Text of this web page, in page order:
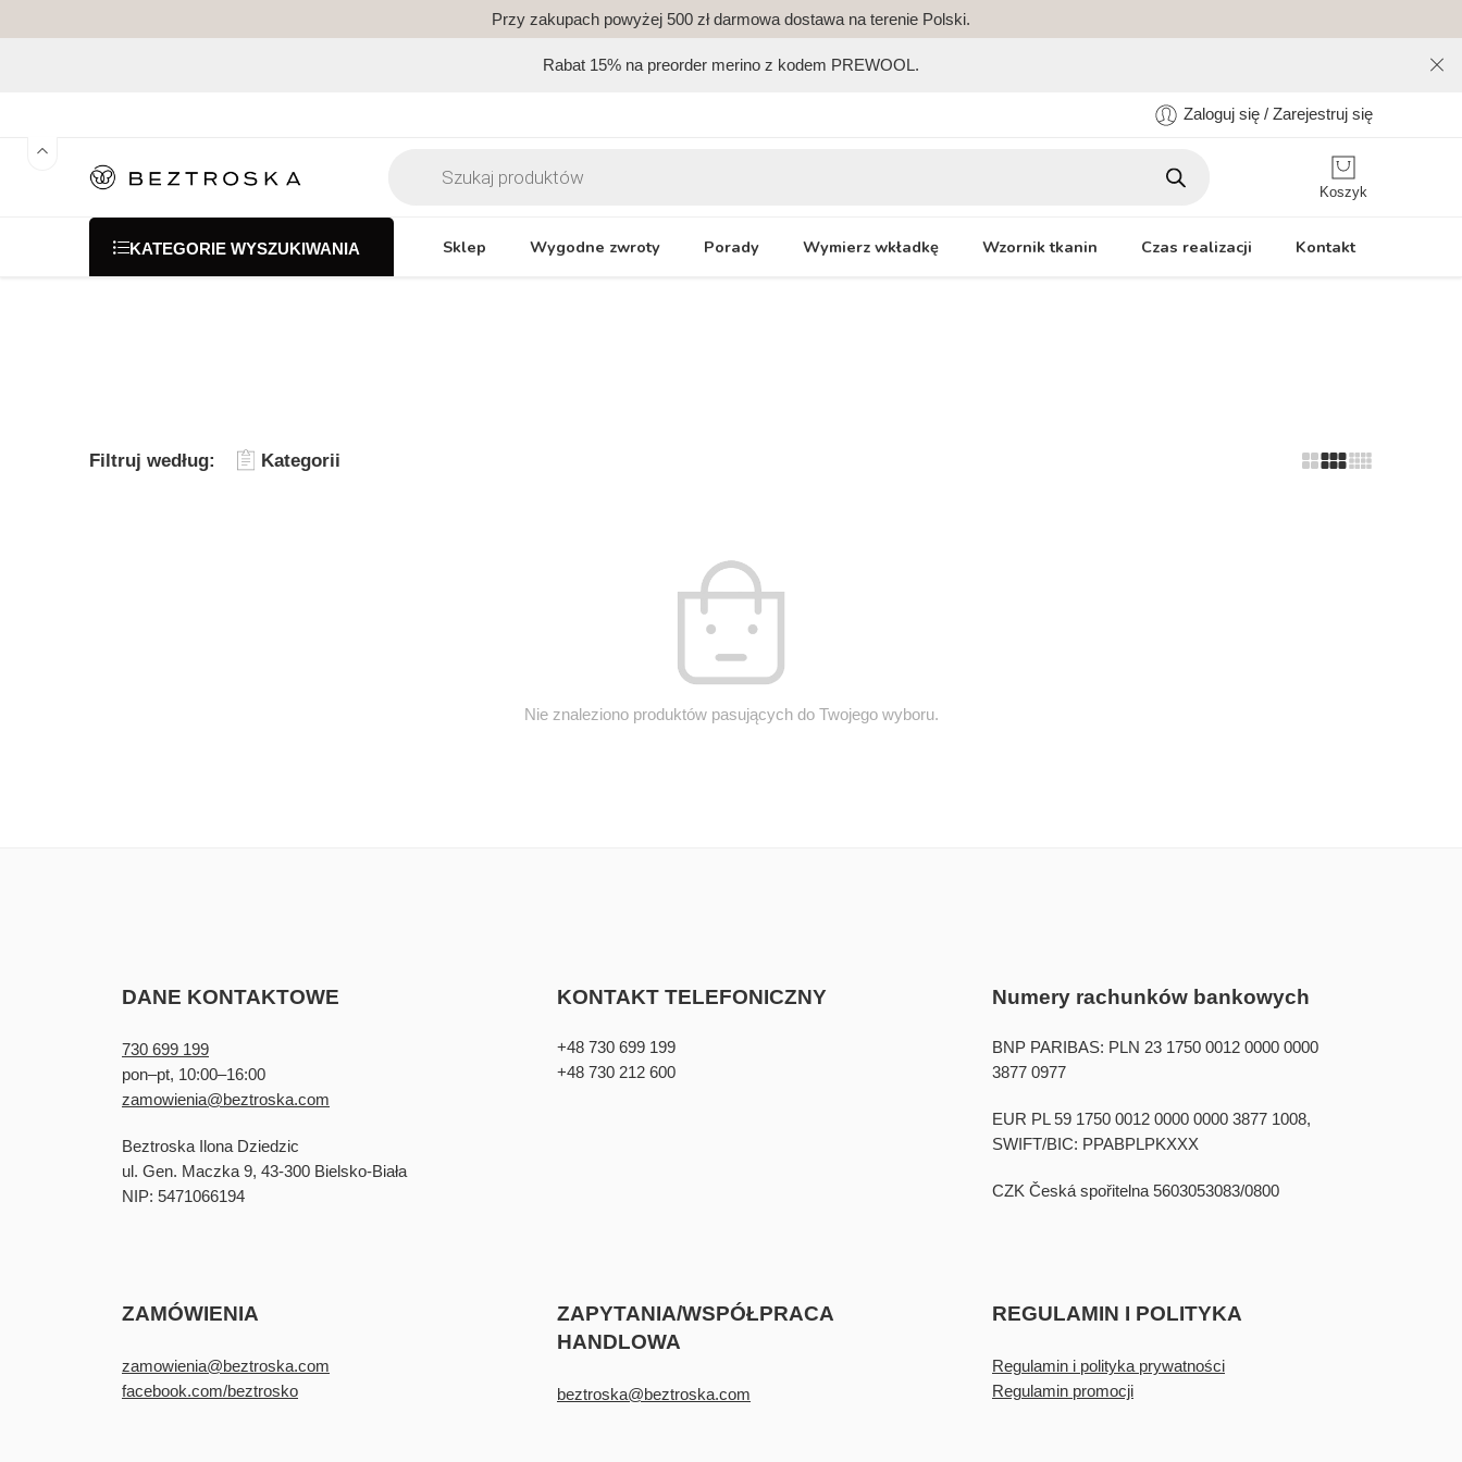
Przy zakupach powyżej 500 zł darmowa dostawa na terenie Polski.
Rabat 15% na preorder merino z kodem PREWOOL.
Zaloguj się / Zarejestruj się
Koszyk
KATEGORIE WYSZUKIWANIA Sklep Wygodne zwroty Porady Wymierz wkładkę Wzornik tkanin Czas realizacji Kontakt
Filtruj według: Kategorii
Nie znaleziono produktów pasujących do Twojego wyboru.
DANE KONTAKTOWE
730 699 199
pon–pt, 10:00–16:00
zamowienia@beztroska.com
Beztroska Ilona Dziedzic
ul. Gen. Maczka 9, 43-300 Bielsko-Biała
NIP: 5471066194
KONTAKT TELEFONICZNY
+48 730 699 199
+48 730 212 600
Numery rachunków bankowych
BNP PARIBAS: PLN 23 1750 0012 0000 0000
3877 0977
EUR PL 59 1750 0012 0000 0000 3877 1008,
SWIFT/BIC: PPABPLPKXXX
CZK Česká spořitelna 5603053083/0800
ZAMÓWIENIA
zamowienia@beztroska.com
facebook.com/beztrosko
ZAPYTANIA/WSPÓŁPRACA
HANDLOWA
beztroska@beztroska.com
REGULAMIN I POLITYKA
Regulamin i polityka prywatności
Regulamin promocji